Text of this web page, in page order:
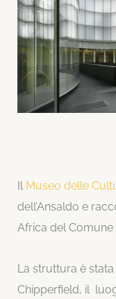
Il Museo delle
dell’Ansaldo e
Africa del Comune
La struttura è
Chipperfield, il